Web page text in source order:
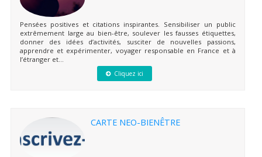
Pensées positives et citations inspirantes. Sensibiliser un public
extrêmement large au bien-être, soulever les fausses étiquettes,
donner des idées d’activités, susciter de nouvelles passions,
apprendre et expérimenter, voyager responsable en France et à
l’étranger et...
Cliquez ici
CARTE NEO-BIENÊTRE